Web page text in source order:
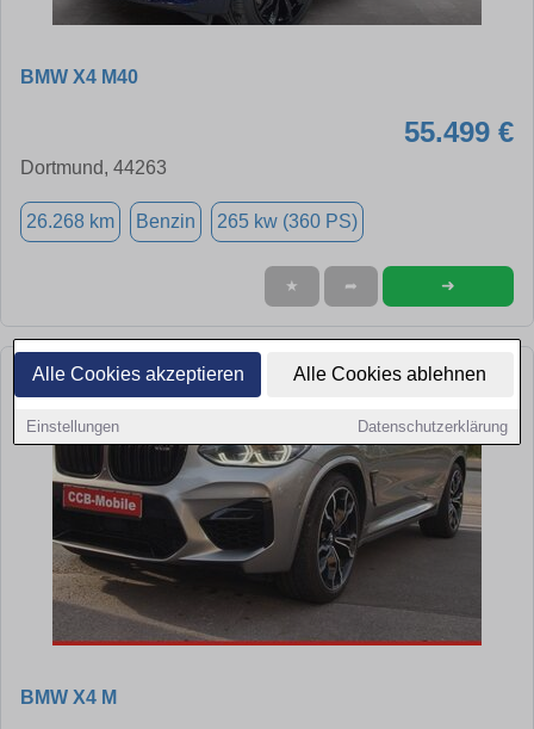
Alle Cookies akzeptieren Alle Cookies ablehnen
Einstellungen Datenschutzerklärung
BMW X4 M40
55.499 €
Dortmund, 44263
26.268 km Benzin 265 kw (360 PS)
★ ➦ ➜
BMW X4 M